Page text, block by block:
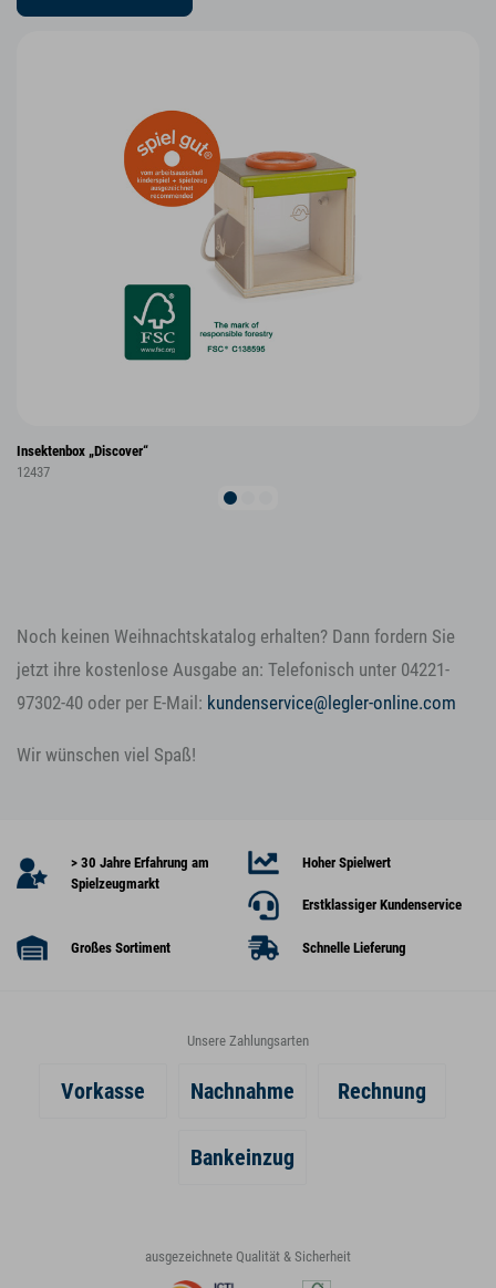
Insektenbox „Discover“
12437
Noch keinen Weihnachtskatalog erhalten? Dann fordern Sie
jetzt ihre kostenlose Ausgabe an: Telefonisch unter 04221-
97302-40 oder per E-Mail: kundenservice@legler-online.com
Wir wünschen viel Spaß!
> 30 Jahre Erfahrung am
Spielzeugmarkt
Hoher Spielwert
Erstklassiger Kundenservice
Großes Sortiment Schnelle Lieferung
Unsere Zahlungsarten
Vorkasse Nachnahme Rechnung
Bankeinzug
ausgezeichnete Qualität & Sicherheit